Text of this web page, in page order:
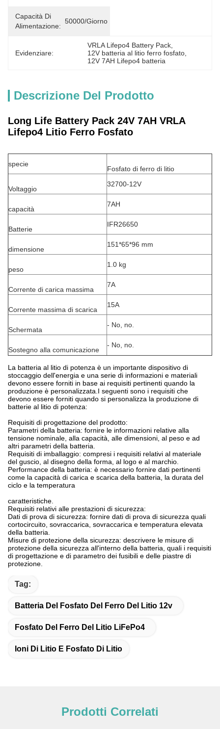
Capacità Di
Alimentazione:
50000/giorno
Evidenziare:
VRLA Lifepo4 Battery Pack
12V batteria al litio ferro fosfato
12V 7AH Lifepo4 batteria
Descrizione Del Prodotto
Long Life Battery Pack 24V 7AH VRLA
Lifepo4 Litio Ferro Fosfato
specie
Fosfato di ferro di litio
Voltaggio
32700-12V
capacità
7AH
Batterie
IFR26650
dimensione
151*65*96 mm
peso
1.0 kg
Corrente di carica massima
7A
Corrente massima di scarica
15A
Schermata
- No, no.
Sostegno alla comunicazione
- No, no.
La batteria al litio di potenza è un importante dispositivo di
stoccaggio dell'energia e una serie di informazioni e materiali
devono essere forniti in base ai requisiti pertinenti quando la
produzione è personalizzata.I seguenti sono i requisiti che
devono essere forniti quando si personalizza la produzione di
batterie al litio di potenza:
Requisiti di progettazione del prodotto:
Parametri della batteria: fornire le informazioni relative alla
tensione nominale, alla capacità, alle dimensioni, al peso e ad
altri parametri della batteria.
Requisiti di imballaggio: compresi i requisiti relativi al materiale
del guscio, al disegno della forma, al logo e al marchio.
Performance della batteria: è necessario fornire dati pertinenti
come la capacità di carica e scarica della batteria, la durata del
ciclo e la temperatura
caratteristiche.
Requisiti relativi alle prestazioni di sicurezza:
Dati di prova di sicurezza: fornire dati di prova di sicurezza quali
cortocircuito, sovraccarica, sovraccarica e temperatura elevata
della batteria.
Misure di protezione della sicurezza: descrivere le misure di
protezione della sicurezza all'interno della batteria, quali i requisiti
di progettazione e di parametro dei fusibili e delle piastre di
protezione.
Tag:
Batteria Del Fosfato Del Ferro Del Litio 12v
Fosfato Del Ferro Del Litio LiFePo4
Ioni Di Litio E Fosfato Di Litio
Prodotti Correlati